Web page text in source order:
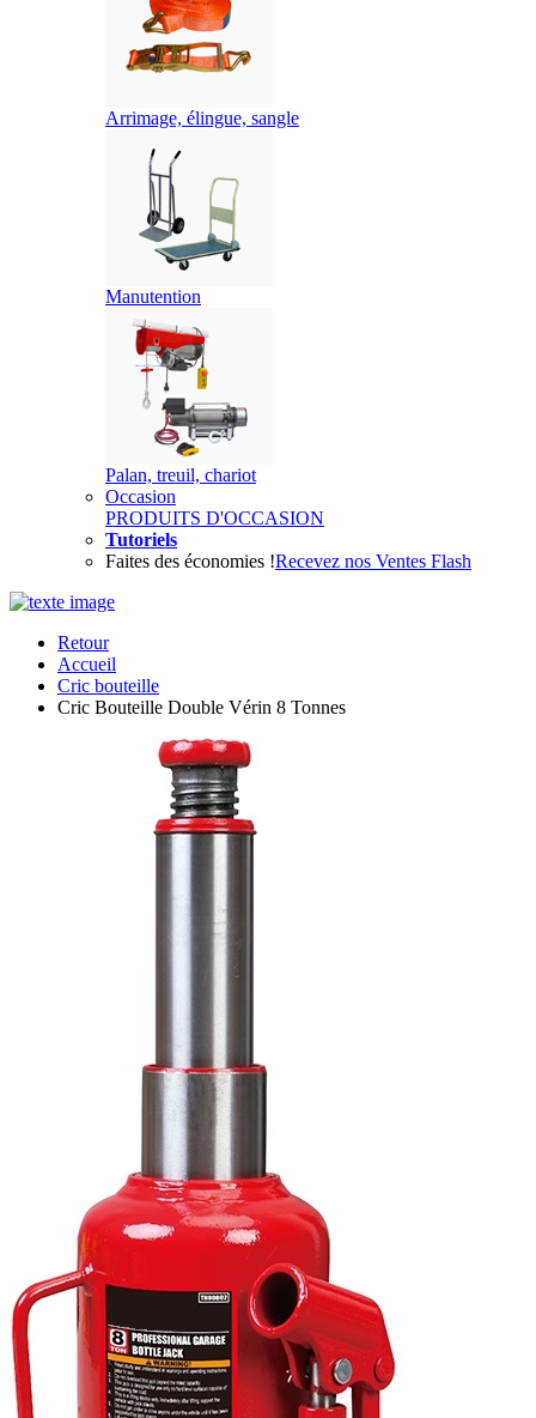
Arrimage, élingue, sangle
Manutention
Palan, treuil, chariot
Occasion
PRODUITS D'OCCASION
Tutoriels
Faites des économies !Recevez nos Ventes Flash
Retour
Accueil
Cric bouteille
Cric Bouteille Double Vérin 8 Tonnes